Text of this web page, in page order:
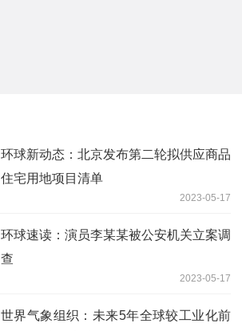
环球新动态：北京发布第二轮拟供应商品
住宅用地项目清单
2023-05-17
环球速读：演员李某某被公安机关立案调
查
2023-05-17
世界气象组织：未来5年全球较工业化前